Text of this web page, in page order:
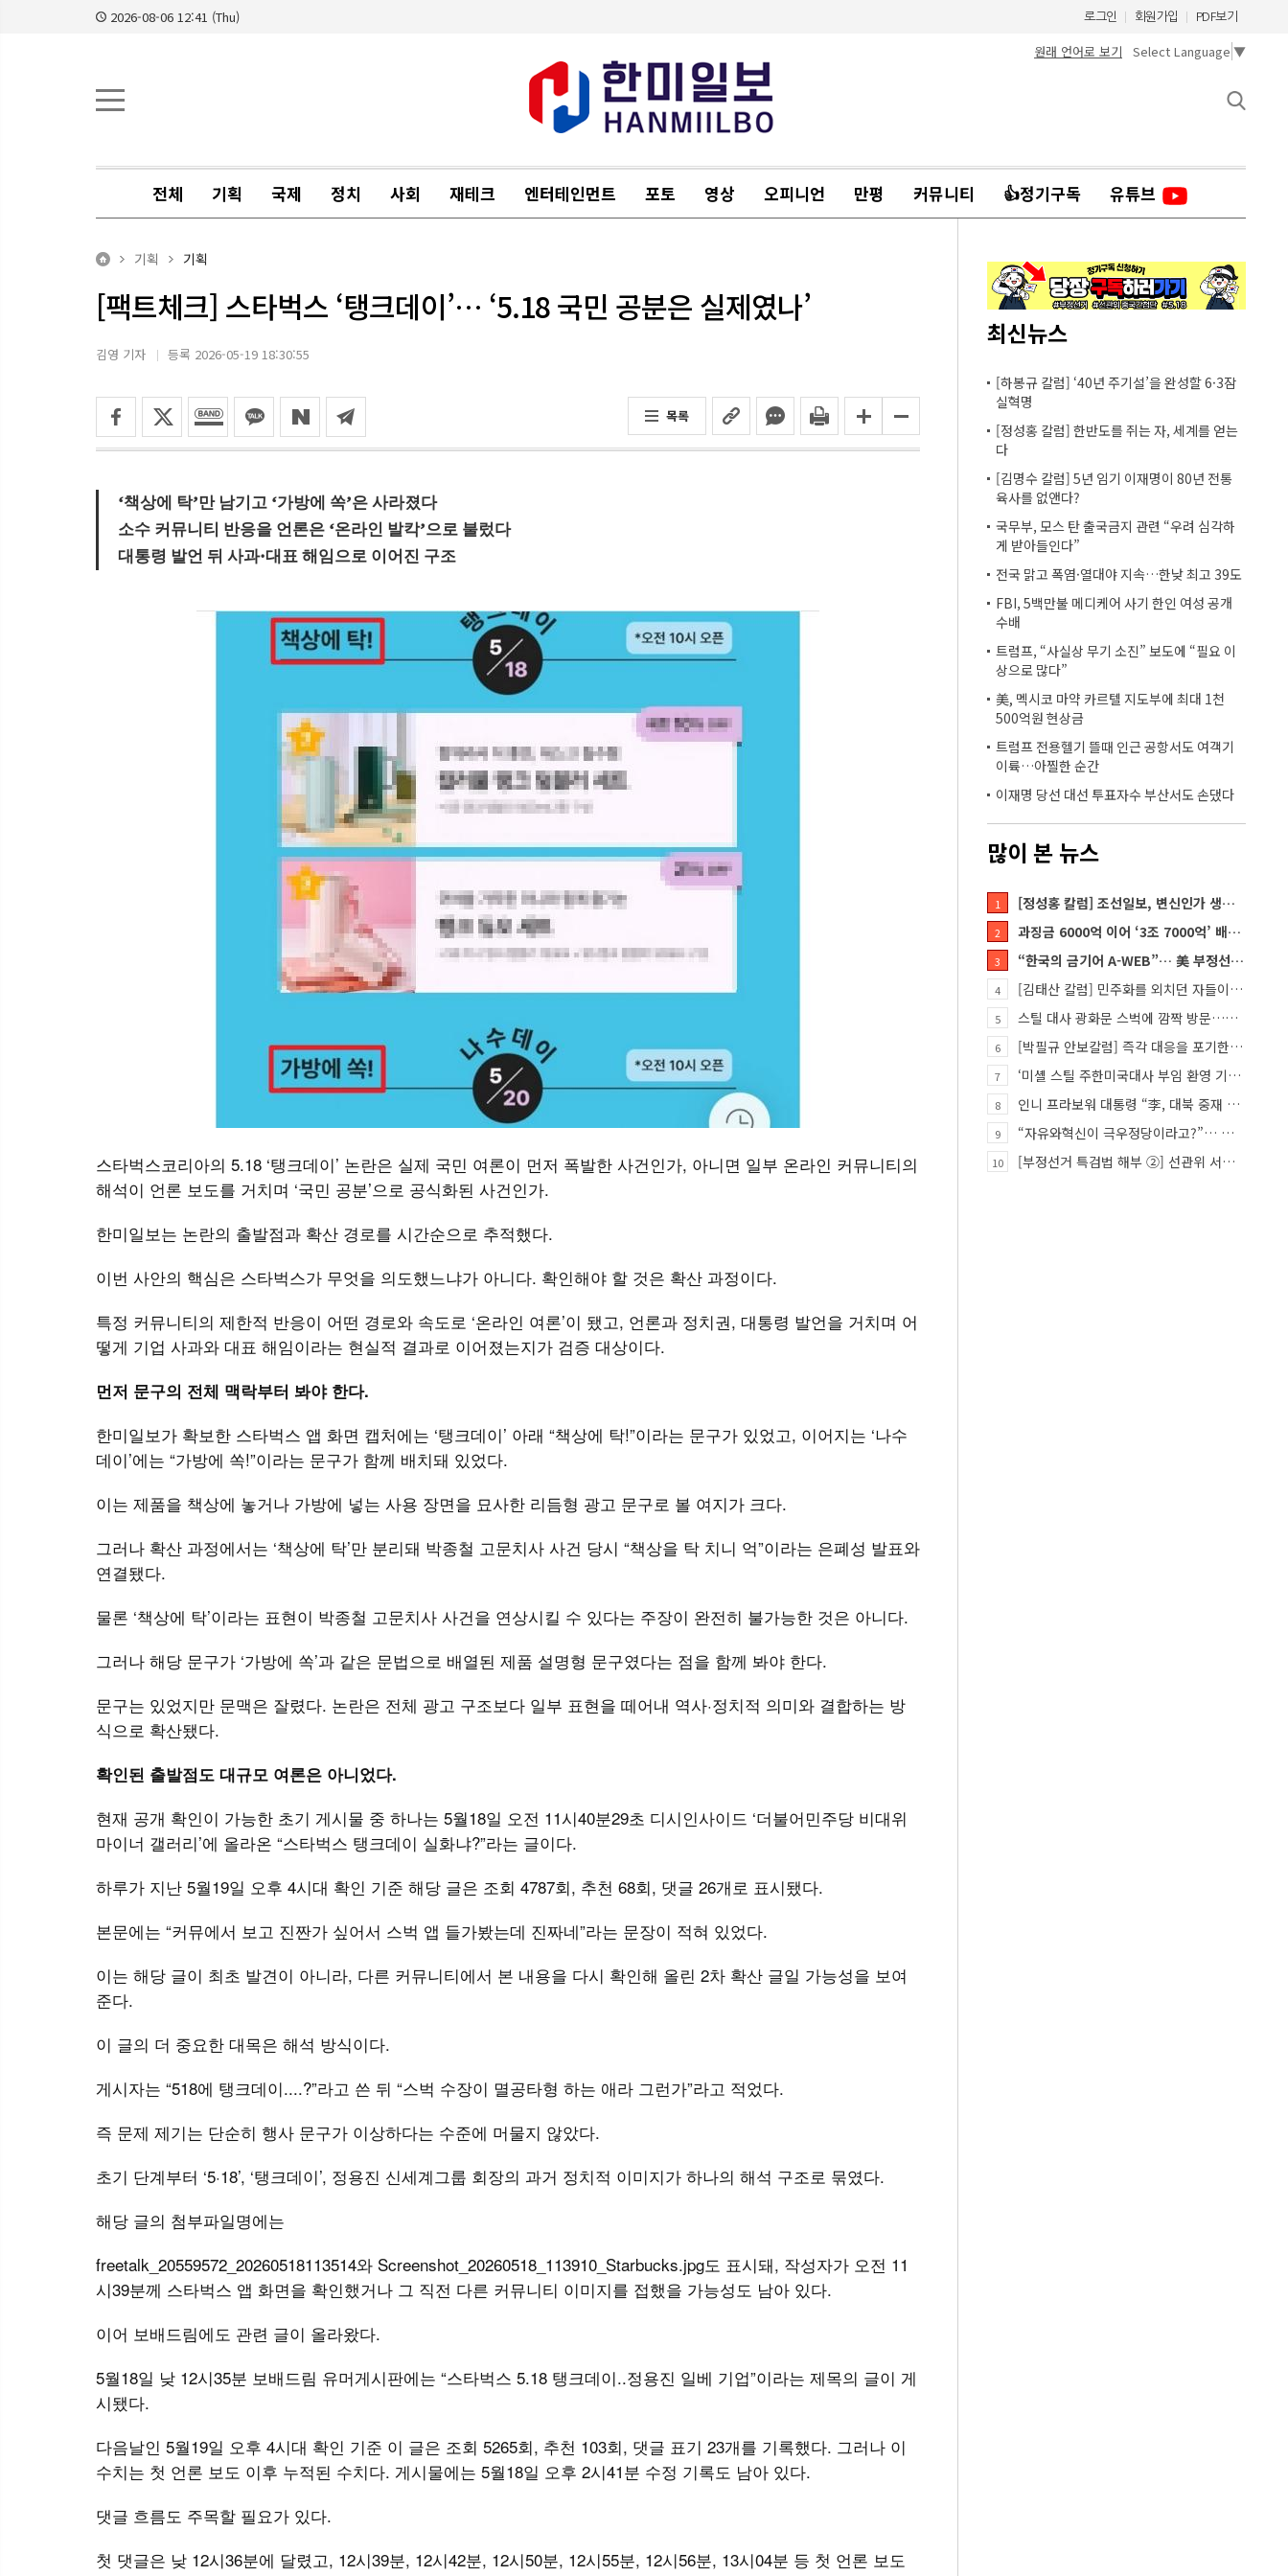
2026-08-06 12:41 (Thu) 로그인 회원가입 PDF보기
원래 언어로 보기 Select Language ▼
전체 기획 국제 정치 사회 재테크 엔터테인먼트 포토 영상 오피니언 만평 커뮤니티 👍정기구독 유튜브
기획 기획
[팩트체크] 스타벅스 ‘탱크데이’… ‘5.18 국민 공분은 실제였나’
김영 기자 등록 2026-05-19 18:30:55
목록
‘책상에 탁’만 남기고 ‘가방에 쏙’은 사라졌다
소수 커뮤니티 반응을 언론은 ‘온라인 발칵’으로 불렀다
대통령 발언 뒤 사과·대표 해임으로 이어진 구조
스타벅스코리아의 5.18 ‘탱크데이’ 논란은 실제 국민 여론이 먼저 폭발한 사건인가, 아니면 일부 온라인 커뮤니티의
해석이 언론 보도를 거치며 ‘국민 공분’으로 공식화된 사건인가.
한미일보는 논란의 출발점과 확산 경로를 시간순으로 추적했다.
이번 사안의 핵심은 스타벅스가 무엇을 의도했느냐가 아니다. 확인해야 할 것은 확산 과정이다.
특정 커뮤니티의 제한적 반응이 어떤 경로와 속도로 ‘온라인 여론’이 됐고, 언론과 정치권, 대통령 발언을 거치며 어
떻게 기업 사과와 대표 해임이라는 현실적 결과로 이어졌는지가 검증 대상이다.
먼저 문구의 전체 맥락부터 봐야 한다.
한미일보가 확보한 스타벅스 앱 화면 캡처에는 ‘탱크데이’ 아래 “책상에 탁!”이라는 문구가 있었고, 이어지는 ‘나수
데이’에는 “가방에 쏙!”이라는 문구가 함께 배치돼 있었다.
이는 제품을 책상에 놓거나 가방에 넣는 사용 장면을 묘사한 리듬형 광고 문구로 볼 여지가 크다.
그러나 확산 과정에서는 ‘책상에 탁’만 분리돼 박종철 고문치사 사건 당시 “책상을 탁 치니 억”이라는 은폐성 발표와
연결됐다.
물론 ‘책상에 탁’이라는 표현이 박종철 고문치사 사건을 연상시킬 수 있다는 주장이 완전히 불가능한 것은 아니다.
그러나 해당 문구가 ‘가방에 쏙’과 같은 문법으로 배열된 제품 설명형 문구였다는 점을 함께 봐야 한다.
문구는 있었지만 문맥은 잘렸다. 논란은 전체 광고 구조보다 일부 표현을 떼어내 역사·정치적 의미와 결합하는 방
식으로 확산됐다.
확인된 출발점도 대규모 여론은 아니었다.
현재 공개 확인이 가능한 초기 게시물 중 하나는 5월18일 오전 11시40분29초 디시인사이드 ‘더불어민주당 비대위
마이너 갤러리’에 올라온 “스타벅스 탱크데이 실화냐?”라는 글이다.
하루가 지난 5월19일 오후 4시대 확인 기준 해당 글은 조회 4787회, 추천 68회, 댓글 26개로 표시됐다.
본문에는 “커뮤에서 보고 진짠가 싶어서 스벅 앱 들가봤는데 진짜네”라는 문장이 적혀 있었다.
이는 해당 글이 최초 발견이 아니라, 다른 커뮤니티에서 본 내용을 다시 확인해 올린 2차 확산 글일 가능성을 보여
준다.
이 글의 더 중요한 대목은 해석 방식이다.
게시자는 “518에 탱크데이....?”라고 쓴 뒤 “스벅 수장이 멸공타형 하는 애라 그런가”라고 적었다.
즉 문제 제기는 단순히 행사 문구가 이상하다는 수준에 머물지 않았다.
초기 단계부터 ‘5·18’, ‘탱크데이’, 정용진 신세계그룹 회장의 과거 정치적 이미지가 하나의 해석 구조로 묶였다.
해당 글의 첨부파일명에는
freetalk_20559572_20260518113514와 Screenshot_20260518_113910_Starbucks.jpg도 표시돼, 작성자가 오전 11
시39분께 스타벅스 앱 화면을 확인했거나 그 직전 다른 커뮤니티 이미지를 접했을 가능성도 남아 있다.
이어 보배드림에도 관련 글이 올라왔다.
5월18일 낮 12시35분 보배드림 유머게시판에는 “스타벅스 5.18 탱크데이..정용진 일베 기업”이라는 제목의 글이 게
시됐다.
다음날인 5월19일 오후 4시대 확인 기준 이 글은 조회 5265회, 추천 103회, 댓글 표기 23개를 기록했다. 그러나 이
수치는 첫 언론 보도 이후 누적된 수치다. 게시물에는 5월18일 오후 2시41분 수정 기록도 남아 있다.
댓글 흐름도 주목할 필요가 있다.
첫 댓글은 낮 12시36분에 달렸고, 12시39분, 12시42분, 12시50분, 12시55분, 12시56분, 13시04분 등 첫 언론 보도
최신뉴스
[하봉규 칼럼] ‘40년 주기설’을 완성할 6·3잠
실혁명
[정성홍 칼럼] 한반도를 쥐는 자, 세계를 얻는
다
[김명수 칼럼] 5년 임기 이재명이 80년 전통
육사를 없앤다?
국무부, 모스 탄 출국금지 관련 “우려 심각하
게 받아들인다”
전국 맑고 폭염·열대야 지속…한낮 최고 39도
FBI, 5백만불 메디케어 사기 한인 여성 공개
수배
트럼프, “사실상 무기 소진” 보도에 “필요 이
상으로 많다”
美, 멕시코 마약 카르텔 지도부에 최대 1천
500억원 현상금
트럼프 전용헬기 뜰때 인근 공항서도 여객기
이륙…아찔한 순간
이재명 당선 대선 투표자수 부산서도 손댔다
많이 본 뉴스
1 [정성홍 칼럼] 조선일보, 변신인가 생존전략인가
2 과징금 6000억 이어 ‘3조 7000억’ 배상 폭탄… 쿠팡 때리기에 한미 통상 ‘초비상’
3 “한국의 금기어 A-WEB”… 美 부정선거 분석 권위자 프랭크 박사가 작심 비판한 한국 ‘선거 공작’의 실체
4 [김태산 칼럼] 민주화를 외치던 자들이 대한민국의 적이고 간첩이었다
5 스틸 대사 광화문 스벅에 깜짝 방문…메시지?
6 [박필규 안보칼럼] 즉각 대응을 포기한 군(軍)은 생존할 수 없다
7 ‘미셸 스틸 주한미국대사 부임 환영 기자회견’… 80여 개 단체 집결
8 인니 프라보워 대통령 “李, 대북 중재 요청했다”
9 “자유와혁신이 극우정당이라고?”… 민경욱, 중앙일보 직격
10 [부정선거 특검법 해부 ②] 선관위 서버·우정본부 기록까지…‘증거를 끌어오는 칼’